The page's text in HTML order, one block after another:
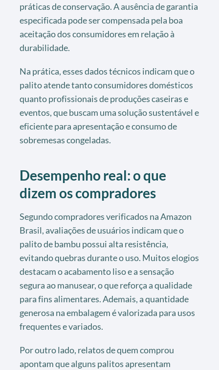
práticas de conservação. A ausência de garantia
especificada pode ser compensada pela boa
aceitação dos consumidores em relação à
durabilidade.
Na prática, esses dados técnicos indicam que o
palito atende tanto consumidores domésticos
quanto profissionais de produções caseiras e
eventos, que buscam uma solução sustentável e
eficiente para apresentação e consumo de
sobremesas congeladas.
Desempenho real: o que
dizem os compradores
Segundo compradores verificados na Amazon
Brasil, avaliações de usuários indicam que o
palito de bambu possui alta resistência,
evitando quebras durante o uso. Muitos elogios
destacam o acabamento liso e a sensação
segura ao manusear, o que reforça a qualidade
para fins alimentares. Ademais, a quantidade
generosa na embalagem é valorizada para usos
frequentes e variados.
Por outro lado, relatos de quem comprou
apontam que alguns palitos apresentam